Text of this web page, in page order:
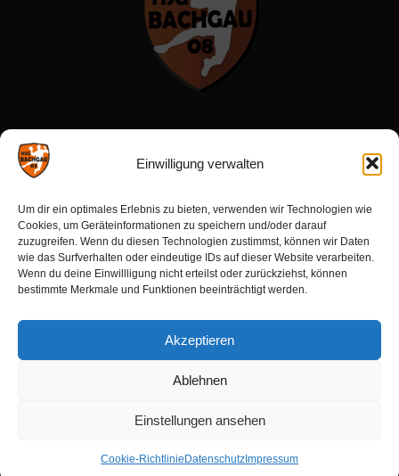
Einwilligung verwalten
Um dir ein optimales Erlebnis zu bieten, verwenden wir Technologien wie
Cookies, um Geräteinformationen zu speichern und/oder darauf
zuzugreifen. Wenn du diesen Technologien zustimmst, können wir Daten
wie das Surfverhalten oder eindeutige IDs auf dieser Website verarbeiten.
Wenn du deine Einwillligung nicht erteilst oder zurückziehst, können
bestimmte Merkmale und Funktionen beeinträchtigt werden.
Akzeptieren
Ablehnen
Einstellungen ansehen
Cookie-Richtlinie Datenschutz Impressum
Menü:
Sponsoren
Aktuelles:
Kommende Spiele
DatenschutzI Cookie Richtlinie –Spielbericht erstellen